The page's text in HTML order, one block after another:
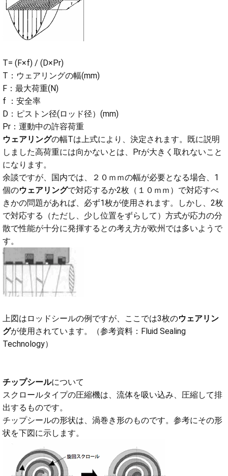
T= (F×f) / (D×Pr)
T：ウェアリングの幅(mm)
F：最大荷重(N)
f ：安全率
D：ピストン径(ロッド径）(mm)
Pr：運動中の許容荷重
ウェアリングの幅Tは上式により、決定されます。既に説明
しました高荷重には向かないとは、Prが大きく取れないこと
になります。
余談ですが、 国内では、２０ｍｍの幅が必要となる場合、1
個のウェアリングで対応するか2枚（１０ｍｍ）で対応すべ
きかの問題があれば、必ず1枚が使用されます。しかし、2枚
で対応する（ただし、少し位置をずらして）方式が応力の分
散で性能が十分に発揮するとの考え方が欧州では多いようで
す。
上図はロッドシールの例ですが、ここでは3枚のウェアリン
グが使用されています。（参考資料：Fluid Sealing
Technology）
チップシールについて
スクロールタイプの圧縮機は、流体を吸い込み、圧縮して排
出するものです。
チップシールの形状は、渦巻き形のものです。参考にその形
状を下図に示します。